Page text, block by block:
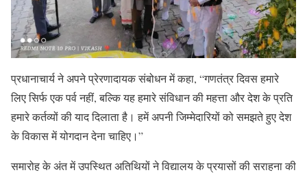
प्रधानाचार्य ने अपने प्रेरणादायक संबोधन में कहा, “गणतंत्र दिवस हमारे
लिए सिर्फ एक पर्व नहीं, बल्कि यह हमारे संविधान की महत्ता और देश के प्रति
हमारे कर्तव्यों की याद दिलाता है। हमें अपनी जिम्मेदारियों को समझते हुए देश
के विकास में योगदान देना चाहिए।”
समारोह के अंत में उपस्थित अतिथियों ने विद्यालय के प्रयासों की सराहना की